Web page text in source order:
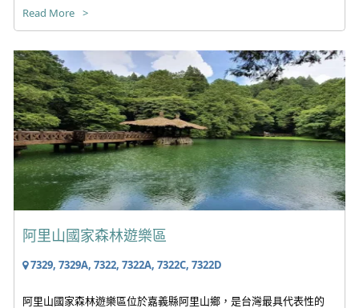
Read More
阿里山國家森林遊樂區
7329, 7329A, 7322, 7322A, 7322C, 7322D
阿里山國家森林遊樂區位於嘉義縣阿里山鄉，是台灣最具代表性的